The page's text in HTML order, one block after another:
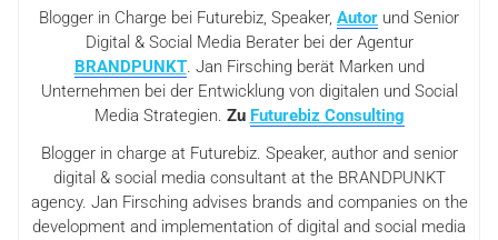
Blogger in Charge bei Futurebiz, Speaker, Autor und Senior
Digital & Social Media Berater bei der Agentur
BRANDPUNKT. Jan Firsching berät Marken und
Unternehmen bei der Entwicklung von digitalen und Social
Media Strategien. Zu Futurebiz Consulting
Blogger in charge at Futurebiz. Speaker, author and senior
digital & social media consultant at the BRANDPUNKT
agency. Jan Firsching advises brands and companies on the
development and implementation of digital and social media